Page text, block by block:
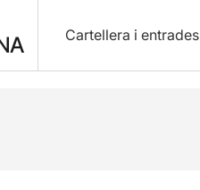
Cartellera i entrades